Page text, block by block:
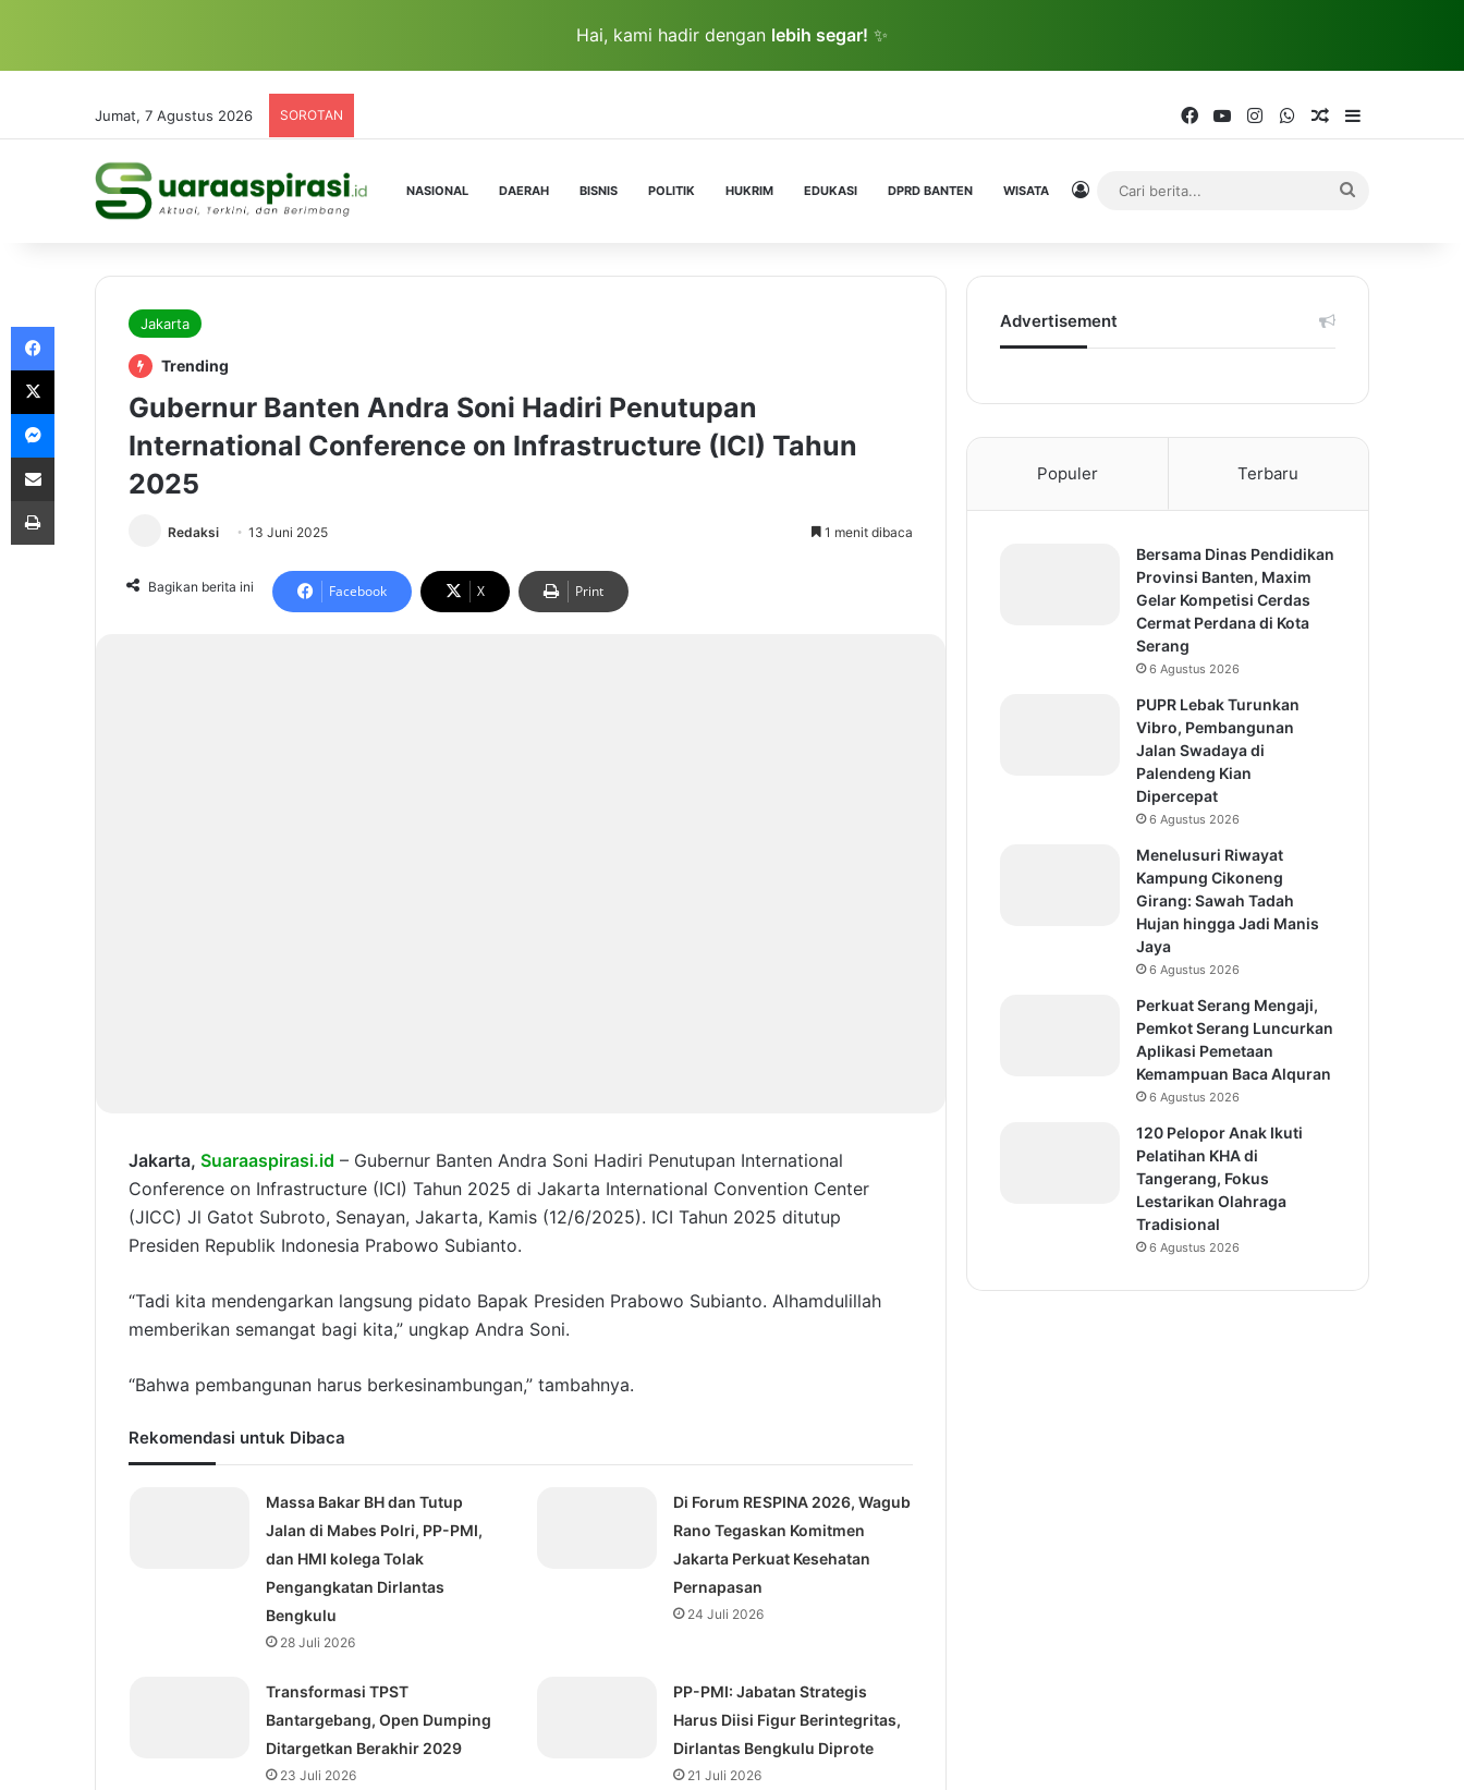
Hai, kami hadir dengan lebih segar! ✨
Jumat, 7 Agustus 2026 SOROTAN FacebookYouTubeInstagramWhatsAppRandom Article
NASIONAL DAERAH BISNIS POLITIK HUKRIM EDUKASI DPRD BANTEN WISATA Log In
Jakarta
Trending
Gubernur Banten Andra Soni Hadiri Penutupan
International Conference on Infrastructure (ICI) Tahun
2025
Redaksi 13 Juni 2025 1 menit dibaca
Bagikan berita ini Facebook X Print
Jakarta, Suaraaspirasi.id – Gubernur Banten Andra Soni Hadiri Penutupan International
Conference on Infrastructure (ICI) Tahun 2025 di Jakarta International Convention Center
(JICC) Jl Gatot Subroto, Senayan, Jakarta, Kamis (12/6/2025). ICI Tahun 2025 ditutup
Presiden Republik Indonesia Prabowo Subianto.
“Tadi kita mendengarkan langsung pidato Bapak Presiden Prabowo Subianto. Alhamdulillah
memberikan semangat bagi kita,” ungkap Andra Soni.
“Bahwa pembangunan harus berkesinambungan,” tambahnya.
Rekomendasi untuk Dibaca
Massa Bakar BH dan Tutup
Jalan di Mabes Polri, PP-PMI,
dan HMI kolega Tolak
Pengangkatan Dirlantas
Bengkulu
28 Juli 2026
Di Forum RESPINA 2026, Wagub
Rano Tegaskan Komitmen
Jakarta Perkuat Kesehatan
Pernapasan
24 Juli 2026
Transformasi TPST
Bantargebang, Open Dumping
Ditargetkan Berakhir 2029
23 Juli 2026
⁠PP-PMI: Jabatan Strategis
Harus Diisi Figur Berintegritas,
Dirlantas Bengkulu Diprote
21 Juli 2026
Advertisement
Populer Terbaru
Bersama Dinas Pendidikan
Provinsi Banten, Maxim
Gelar Kompetisi Cerdas
Cermat Perdana di Kota
Serang
6 Agustus 2026
PUPR Lebak Turunkan
Vibro, Pembangunan
Jalan Swadaya di
Palendeng Kian
Dipercepat
6 Agustus 2026
Menelusuri Riwayat
Kampung Cikoneng
Girang: Sawah Tadah
Hujan hingga Jadi Manis
Jaya
6 Agustus 2026
Perkuat Serang Mengaji,
Pemkot Serang Luncurkan
Aplikasi Pemetaan
Kemampuan Baca Alquran
6 Agustus 2026
120 Pelopor Anak Ikuti
Pelatihan KHA di
Tangerang, Fokus
Lestarikan Olahraga
Tradisional
6 Agustus 2026
Messenger